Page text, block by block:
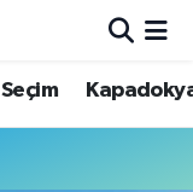
Seçim